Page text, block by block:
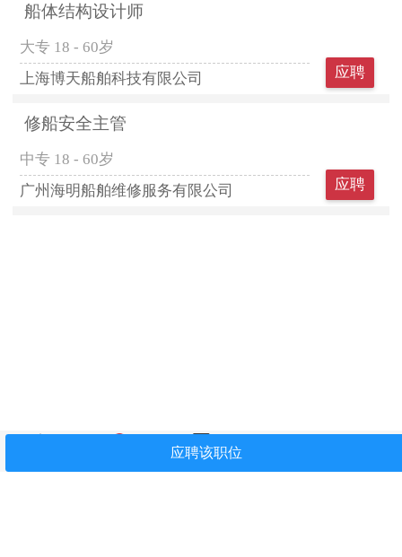
船体结构设计师
大专 18 - 60岁
上海博天船舶科技有限公司
应聘
修船安全主管
中专 18 - 60岁
广州海明船舶维修服务有限公司
应聘
简历中心